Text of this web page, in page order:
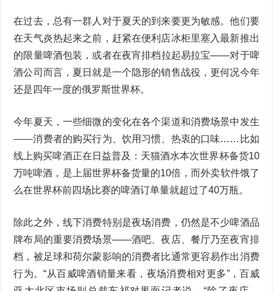
在过去，总有一群人对于夏天的到来要更为敏感。他们要
在天气炎热起来之前，赶紧在便利店冰柜里塞入最新推出
的限量啤酒包装，或者在夜宵排档拉起易拉宝——对于啤
酒公司而言，夏日就是一个隐形的销售战役，更何况今年
还是四年一度的俄罗斯世界杯。
今年夏天，一些细微的变化在各个渠道和消费场景中发生
——消费者的购买行为、饮用习惯、热衷的口味……比如
线上购买啤酒正在日益普及：天猫酒水本次世界杯备货10
万吨啤酒，是上届世界杯备货量的10倍，而外卖软件饿了
么在世界杯前四场比赛的啤酒订单量就超过了40万瓶。
除此之外，线下消费特别是夜场消费，仍然是不少啤酒品
牌布局的重要消费场景——酒吧、夜店、餐厅乃至夜宵排
档，被足球和荷尔蒙影响的消费者比通常更容易作出消费
行为。“从百威啤酒销量来看，夜场消费相对更多”，百威